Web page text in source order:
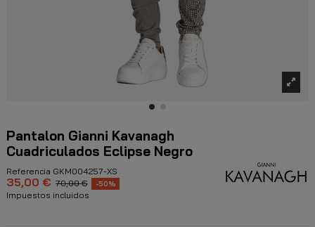
Pantalon Gianni Kavanagh
Cuadriculados Eclipse Negro
Referencia GKM004257-XS
35,00 € 70,00 € -50%
Impuestos incluidos